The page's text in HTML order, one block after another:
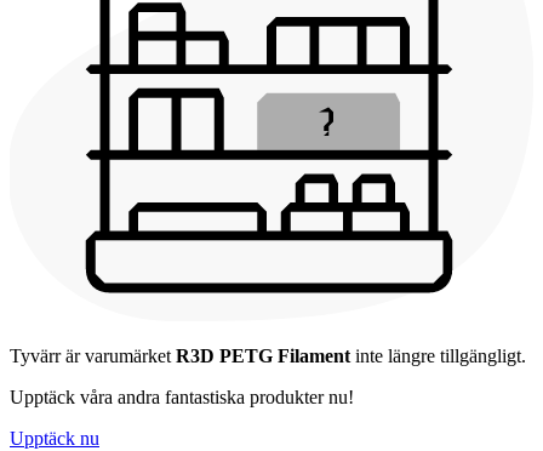
Tyvärr är varumärket R3D PETG Filament inte längre tillgängligt.
Upptäck våra andra fantastiska produkter nu!
Upptäck nu